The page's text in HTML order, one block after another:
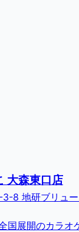
大森東口店
8 地研ブリュ
国展開のカラオ